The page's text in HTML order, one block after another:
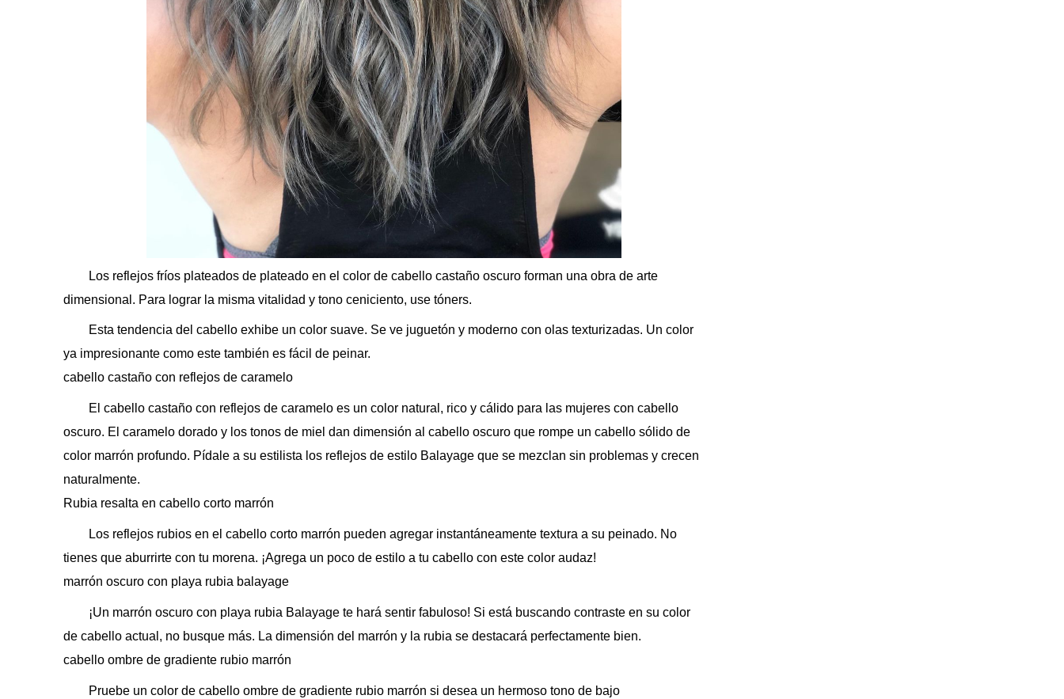
Los reflejos fríos plateados de plateado en el color de cabello castaño oscuro forman una obra de arte
dimensional. Para lograr la misma vitalidad y tono ceniciento, use tóners.
Esta tendencia del cabello exhibe un color suave. Se ve juguetón y moderno con olas texturizadas. Un color
ya impresionante como este también es fácil de peinar.
cabello castaño con reflejos de caramelo
El cabello castaño con reflejos de caramelo es un color natural, rico y cálido para las mujeres con cabello
oscuro. El caramelo dorado y los tonos de miel dan dimensión al cabello oscuro que rompe un cabello sólido de
color marrón profundo. Pídale a su estilista los reflejos de estilo Balayage que se mezclan sin problemas y crecen
naturalmente.
Rubia resalta en cabello corto marrón
Los reflejos rubios en el cabello corto marrón pueden agregar instantáneamente textura a su peinado. No
tienes que aburrirte con tu morena. ¡Agrega un poco de estilo a tu cabello con este color audaz!
marrón oscuro con playa rubia balayage
¡Un marrón oscuro con playa rubia Balayage te hará sentir fabuloso! Si está buscando contraste en su color
de cabello actual, no busque más. La dimensión del marrón y la rubia se destacará perfectamente bien.
cabello ombre de gradiente rubio marrón
Pruebe un color de cabello ombre de gradiente rubio marrón si desea un hermoso tono de bajo